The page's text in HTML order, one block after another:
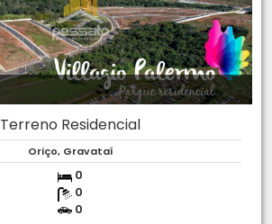
Terreno Residencial
Oriço, Gravataí
0
0
0